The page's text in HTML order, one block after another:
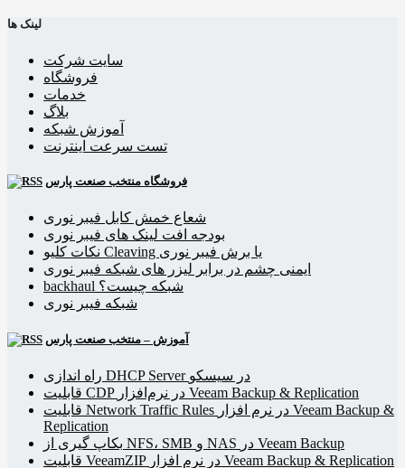
لینک ها
سایت شرکت
فروشگاه
خدمات
بلاگ
آموزش شبکه
تست سرعت اینترنت
فروشگاه منتخب صنعت پارس
شعاع خمش کابل فیبر نوری
بودجه افت لینک های فیبر نوری
نکات کلیو Cleaving یا برش فیبر نوری
ایمنی چشم در برابر لیزر های شبکه فیبر نوری
backhaul شبکه چیست؟
شبکه فیبر نوری
آموزش – منتخب صنعت پارس
راه اندازی DHCP Server در سیسکو
قابلیت CDP در نرم‌افزار Veeam Backup & Replication
قابلیت Network Traffic Rules در نرم افزار Veeam Backup &
Replication
بکاپ گیری از NFS، SMB و NAS در Veeam Backup
قابلیت VeeamZIP در نرم افزار Veeam Backup & Replication